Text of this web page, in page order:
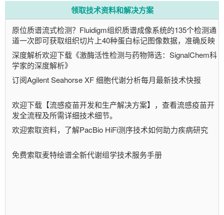
来自马洛卡巴利阿里地区的巴利阿里群岛老龄化研究（20-
85岁）和来自佐治亚州亚特兰大的预测医学研究队列（20-
68岁），以及小鼠纵向衰老研究的横截面手臂。
NIA转化老年学分支的研究合著者和博士后Maria Emilia
Fernandez博士补充道：“我们使用了正常条件下整个生命
周期的纵向跨物种数据，旨在阐明牛磺酸水平如何随着年
龄变化，作为衰老研究的一个关键进展。”
一致。例如，对粗大运动功能的分析强调了仅将循环中的
牛磺酸变化视为生物老化迹象的局限性，因为相对较低的
运动功能表现可能与高或低浓度牛磺酸有关，而在其他情
NIA医学博士、博士研究合著者兼科学主任Luigi Ferrucci强
领取技术资料和解决方案
原位质谱流式检测？Fluidigm组织质谱成像系统的135个检测通
道一次即可获取组织切片上40种蛋白标记图像数据，准确反映
蛋白/细胞在组织空间中的表型和相互关系！更详细资料领取
深度解析欢迎下载《激酶活性检测与药物筛选：SignalChem科
学家的深度解析》
订阅Agilent Seahorse XF 细胞代谢分析每月最新技术快报
欢迎下载【流感疫苗开发和生产解决方案】，查看流感疫苗开
发全流程及所需详细技术细节。
欢迎索取资料，了解PacBio HiFi测序技术如何助力疾病研究
免费索取麦特绘谱全新代谢组学技术服务手册